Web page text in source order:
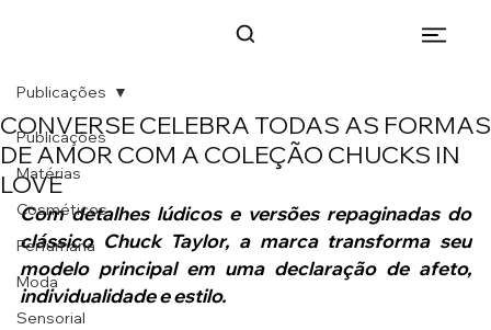
Publicações
Matérias
Cosméticos
Perfumaria
Moda
Sensorial
Publicações
CONVERSE CELEBRA TODAS AS FORMAS
DE AMOR COM A COLEÇÃO CHUCKS IN
LOVE
Com detalhes lúdicos e versões repaginadas do
clássico Chuck Taylor, a marca transforma seu
modelo principal em uma declaração de afeto,
individualidade e estilo.